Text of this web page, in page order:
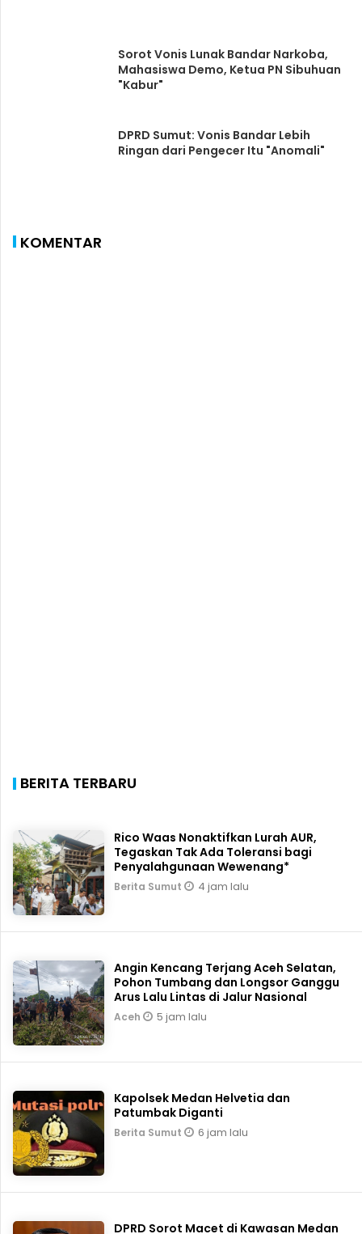
Sorot Vonis Lunak Bandar Narkoba,
Mahasiswa Demo, Ketua PN Sibuhuan
"Kabur"
DPRD Sumut: Vonis Bandar Lebih
Ringan dari Pengecer Itu "Anomali"
KOMENTAR
BERITA TERBARU
Rico Waas Nonaktifkan Lurah AUR,
Tegaskan Tak Ada Toleransi bagi
Penyalahgunaan Wewenang*
Berita Sumut 4 jam lalu
Angin Kencang Terjang Aceh Selatan,
Pohon Tumbang dan Longsor Ganggu
Arus Lalu Lintas di Jalur Nasional
Aceh 5 jam lalu
Kapolsek Medan Helvetia dan
Patumbak Diganti
Berita Sumut 6 jam lalu
DPRD Sorot Macet di Kawasan Medan